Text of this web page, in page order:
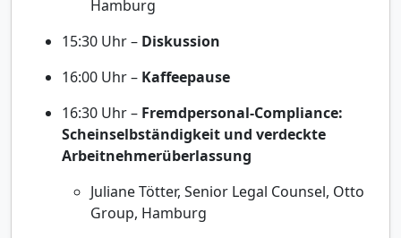
Hamburg
15:30 Uhr – Diskussion
16:00 Uhr – Kaffeepause
16:30 Uhr – Fremdpersonal-Compliance:
Scheinselbständigkeit und verdeckte
Arbeitnehmerüberlassung
Juliane Tötter, Senior Legal Counsel, Otto
Group, Hamburg